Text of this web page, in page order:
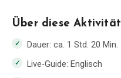
Über diese Aktivität
Dauer: ca. 1 Std. 20 Min.
Live-Guide: Englisch